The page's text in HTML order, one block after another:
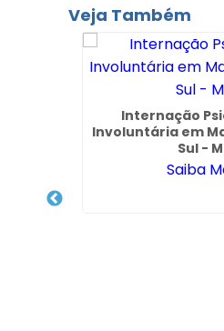
Veja Também
Internação
Involuntária em
Sul -
Saiba